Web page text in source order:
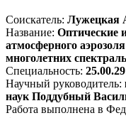
Соискатель: Лужецкая
Название: Оптические
атмосферного
многолетних
Специальность:
Научный руководитель:
наук Поддубный
Работа выполнена в